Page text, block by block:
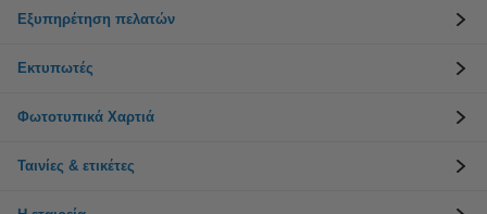
Εξυπηρέτηση πελατών
Εκτυπωτές
Φωτοτυπικά Χαρτιά
Ταινίες & ετικέτες